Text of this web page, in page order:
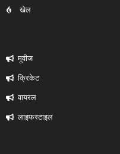
खेल
मूवीज
क्रिकेट
वायरल
लाइफस्टाइल